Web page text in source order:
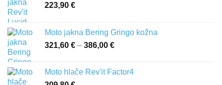
223,90 €
Moto jakna Bering Gringo kožna
321,60 € – 386,00 €
321,60 €
Moto hlače Rev'it Factor4